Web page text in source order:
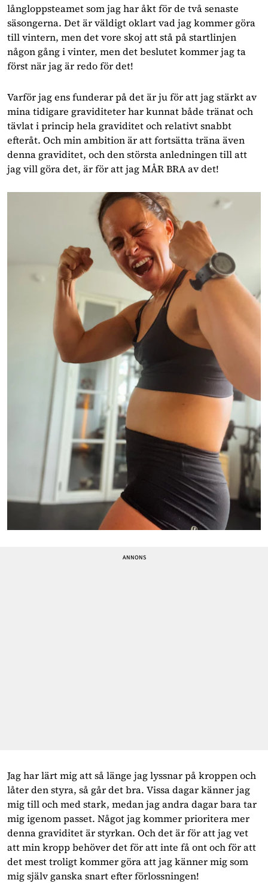
långloppsteamet som jag har åkt för de två senaste
säsongerna. Det är väldigt oklart vad jag kommer göra
till vintern, men det vore skoj att stå på startlinjen
någon gång i vinter, men det beslutet kommer jag ta
först när jag är redo för det!
Varför jag ens funderar på det är ju för att jag stärkt av
mina tidigare graviditeter har kunnat både tränat och
tävlat i princip hela graviditet och relativt snabbt
efteråt. Och min ambition är att fortsätta träna även
denna graviditet, och den största anledningen till att
jag vill göra det, är för att jag MÅR BRA av det!
Jag har lärt mig att så länge jag lyssnar på kroppen och
låter den styra, så går det bra. Vissa dagar känner jag
mig till och med stark, medan jag andra dagar bara tar
mig igenom passet. Något jag kommer prioritera mer
denna graviditet är styrkan. Och det är för att jag vet
att min kropp behöver det för att inte få ont och för att
det mest troligt kommer göra att jag känner mig som
mig själv ganska snart efter förlossningen!